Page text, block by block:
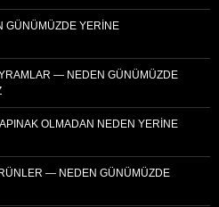
GÜNÜMÜZDE YERINE
— NEDEN GÜNÜMÜZDE
OLMADAN NEDEN YERINE
— NEDEN GÜNÜMÜZDE